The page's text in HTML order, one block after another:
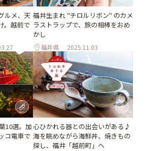
ルメ、天
。越前で
福井生まれ "チロルリボン" のカメ
ラストラップで、旅の相棒をおめ
かし
福井県 2025.11.03
10選。加
コ電車で
心ひかれる器との出会いがある♪
海を眺めながら海鮮丼、焼きもの
探し、福井「越前町」へ